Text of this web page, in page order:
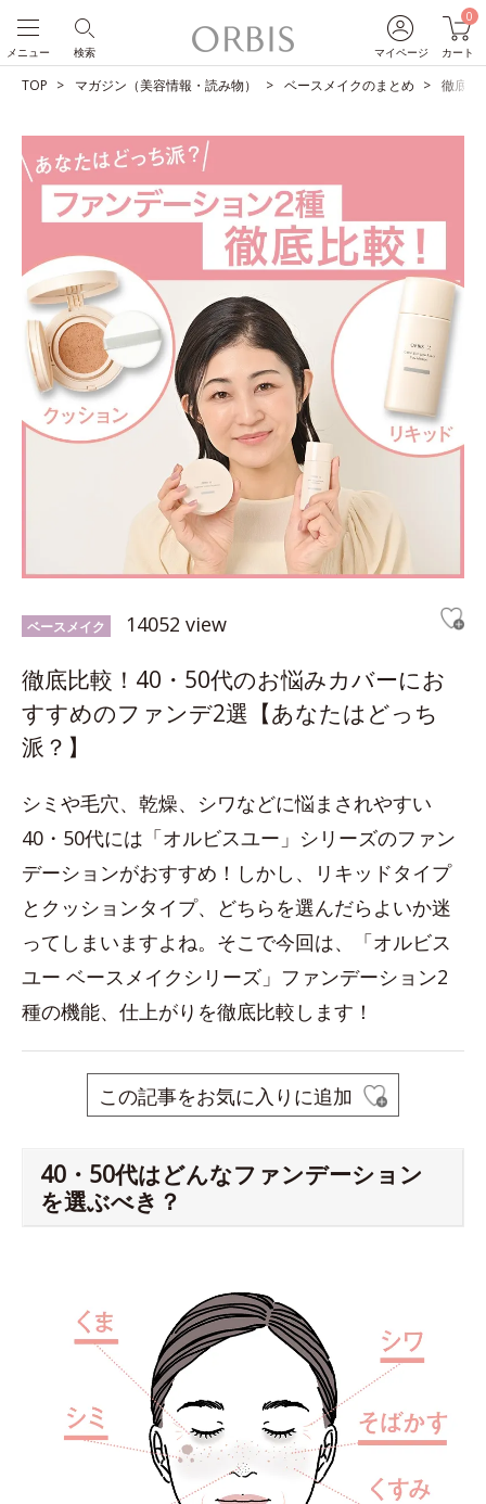
マイページ
0
カート
検索
メニュー
TOP マガジン（美容情報・読み物） ベースメイクのまとめ 徹底比
ベースメイク 14052 view
徹底比較！40・50代のお悩みカバーにお
すすめのファンデ2選【あなたはどっち
派？】
シミや毛穴、乾燥、シワなどに悩まされやすい
40・50代には「オルビスユー」シリーズのファン
デーションがおすすめ！しかし、リキッドタイプ
とクッションタイプ、どちらを選んだらよいか迷
ってしまいますよね。そこで今回は、「オルビス
ユー ベースメイクシリーズ」ファンデーション2
種の機能、仕上がりを徹底比較します！
この記事をお気に入りに追加
40・50代はどんなファンデーション
を選ぶべき？